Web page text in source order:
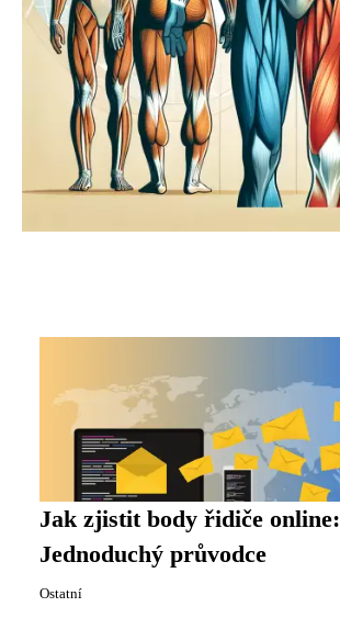
Jak zjistit body řidiče online:
Jednoduchý průvodce
Ostatní